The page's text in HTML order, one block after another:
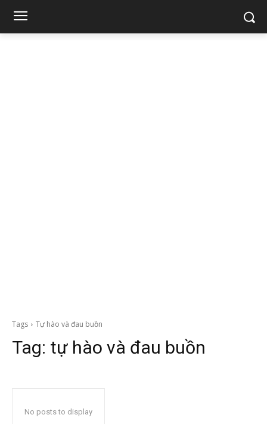
Tags Tự hào và đau buồn
Tag: tự hào và đau buồn
No posts to display